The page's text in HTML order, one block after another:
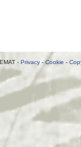
- Privacy-Cookie -